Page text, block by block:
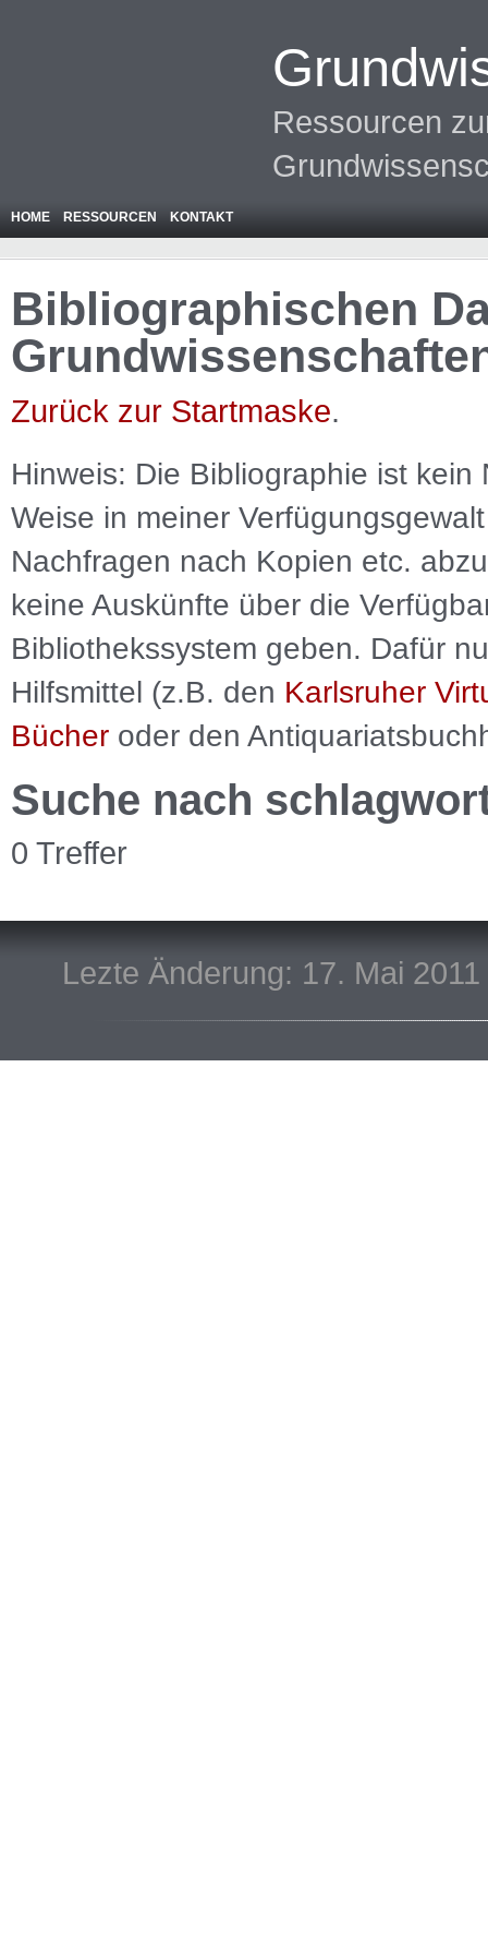
Ressourcen
HOME RESSOURCEN KONTAKT
Bibliographischen
Zurück zur Startmaske.
Hinweis: Die Bibliographie ist kein
Weise in meiner
Nachfragen nach Kopien etc.
keine Auskünfte über die
Bibliothekssystem geben. Dafür
Hilfsmittel (z.B. den Karlsruher
Bücher oder den
Suche nach
0 Treffer
Lezte Änderung: 17. Mai